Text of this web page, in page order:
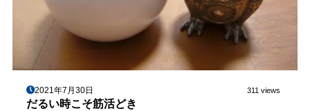
2021年7月30日 311 views
だるい時こそ筋活どき